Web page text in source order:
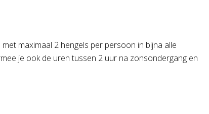
maximaal 2 hengels per persoon in bijna alle
je ook de uren tussen 2 uur na zonsondergang en